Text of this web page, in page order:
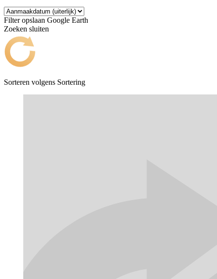
Filter opslaan Google Earth
Zoeken sluiten
Sorteren volgens Sortering